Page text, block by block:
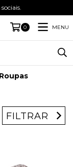
0 MENU
Roupas
FILTRAR